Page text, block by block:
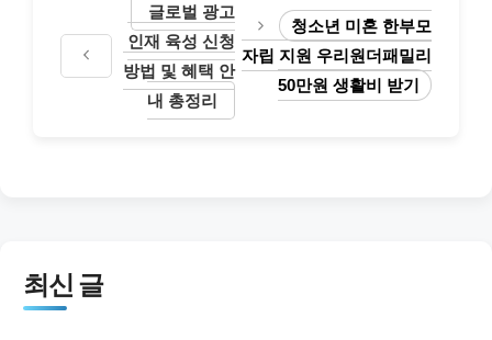
글로벌 광고
인재 육성 신청
방법 및 혜택 안
내 총정리
청소년 미혼 한부모
자립 지원 우리원더패밀리
50만원 생활비 받기
최신 글